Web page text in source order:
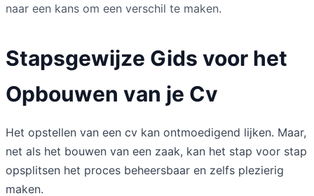
naar een kans om een verschil te maken.
Stapsgewijze Gids voor het
Opbouwen van je Cv
Het opstellen van een cv kan ontmoedigend lijken. Maar,
net als het bouwen van een zaak, kan het stap voor stap
opsplitsen het proces beheersbaar en zelfs plezierig
maken.